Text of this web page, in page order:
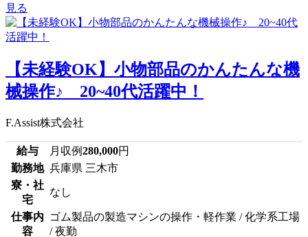
見る
【未経験OK】小物部品のかんたんな機
械操作♪ 20~40代活躍中！
F.Assist株式会社
給与 月収例280,000円
勤務地 兵庫県 三木市
寮・社
宅
なし
仕事内
容
ゴム製品の製造マシンの操作・軽作業 / 化学系工場
/ 夜勤